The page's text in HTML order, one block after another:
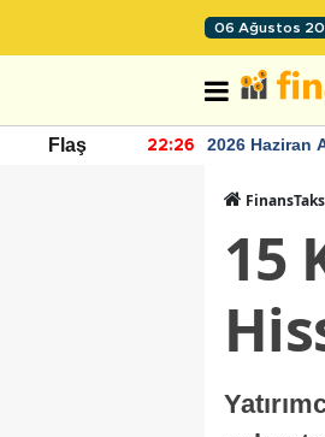
06 Ağustos
Flaş 22:26
2026 Haziran
15